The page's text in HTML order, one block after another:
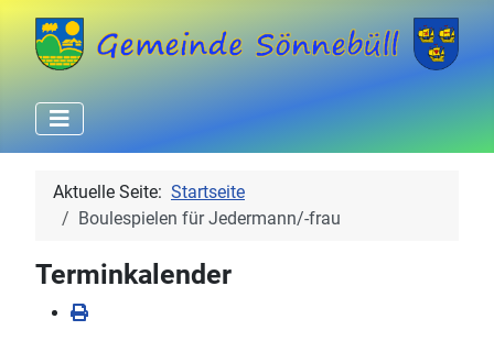
Aktuelle Seite: Startseite
Boulespielen für Jedermann/-frau
Terminkalender